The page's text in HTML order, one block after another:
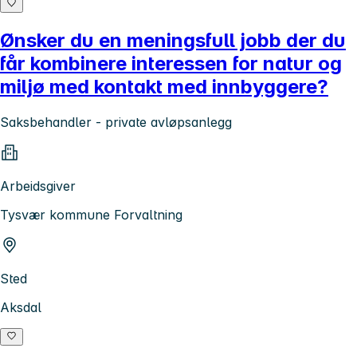
Ønsker du en meningsfull jobb der du
får kombinere interessen for natur og
miljø med kontakt med innbyggere?
Saksbehandler - private avløpsanlegg
Arbeidsgiver
Tysvær kommune Forvaltning
Sted
Aksdal